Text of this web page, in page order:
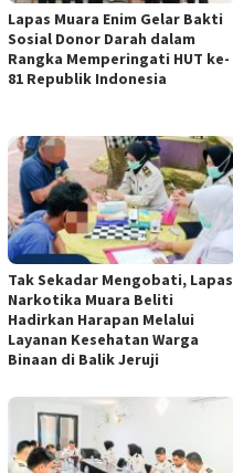
Lapas Muara Enim Gelar Bakti
Sosial Donor Darah dalam
Rangka Memperingati HUT ke-
81 Republik Indonesia
Tak Sekadar Mengobati, Lapas
Narkotika Muara Beliti
Hadirkan Harapan Melalui
Layanan Kesehatan Warga
Binaan di Balik Jeruji